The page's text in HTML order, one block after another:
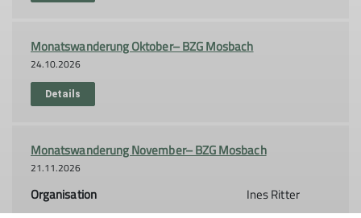
Monatswanderung Oktober– BZG Mosbach
24.10.2026
Details
Monatswanderung November– BZG Mosbach
21.11.2026
Organisation Ines Ritter